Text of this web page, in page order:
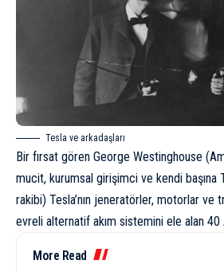
Tesla ve arkadaşları
Bir fırsat gören George Westinghouse
mucit, kurumsal girişimci ve kendi başına
rakibi) Tesla’nın jeneratörler, motorlar
evreli alternatif akım sistemini ele alan 40
More Read